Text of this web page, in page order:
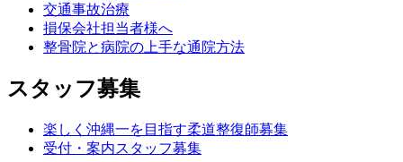
交通事故治療
損保会社担当者様へ
整骨院と病院の上手な通院方法
スタッフ募集
楽しく沖縄一を目指す柔道整復師募集
受付・案内スタッフ募集